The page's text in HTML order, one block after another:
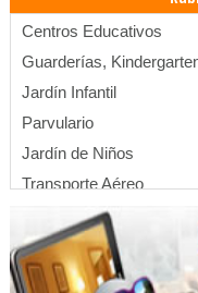
Centros Educativos
Guarderías,
Jardín Infantil
Parvulario
Jardín de Niños
Transporte Aéreo
Aerolíneas
Líneas Aéreas
Transporte Turístico